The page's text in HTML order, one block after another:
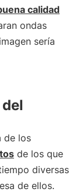
calidad
ondas
sería
de los
de los que
diversas
de ellos.